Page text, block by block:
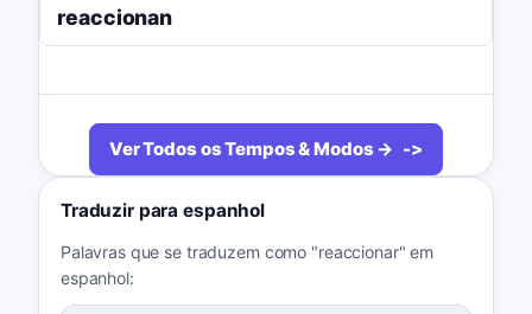
reaccionan
Ver Todos os Tempos & Modos →
Traduzir para espanhol
Palavras que se traduzem como "reaccionar" em
espanhol: